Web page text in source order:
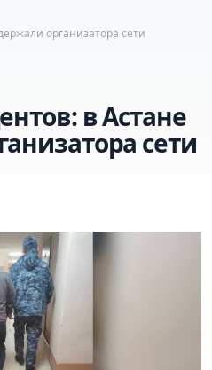
организатора сети
в Астане
сети